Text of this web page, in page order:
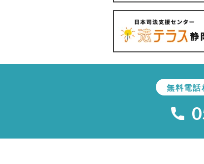
無料電話